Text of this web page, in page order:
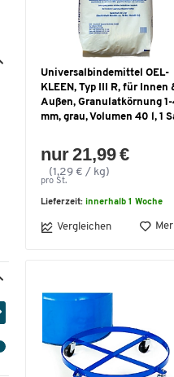
Universalbindemittel OEL-
KLEEN, Typ III R, für Innen
Außen, Granulatkörnung
mm, grau, Volumen 40 l, 1
nur 21,99 €
(1,29 € / kg)
pro St.
Lieferzeit: innerhalb 1 Woche
Vergleichen